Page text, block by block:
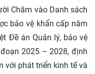
Chăm vào Danh sách
bảo vệ khẩn cấp năm
Đề án Quản lý, bảo vệ
2025 – 2028, định
với phát triển kinh tế và